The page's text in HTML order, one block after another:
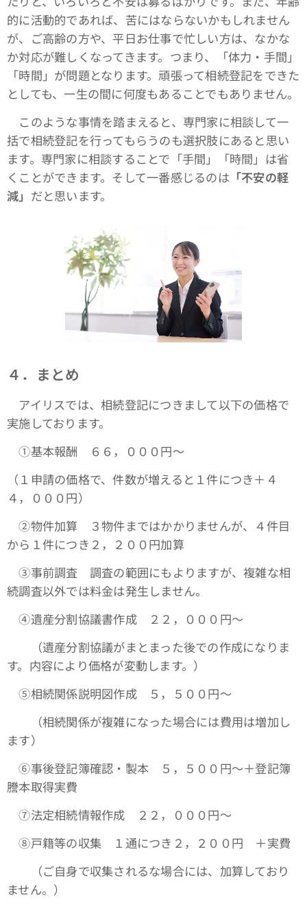
的に活動的であれば、苦にはならないかもしれません
が、ご高齢の方や、平日お仕事で忙しい方は、なかな
か対応が難しくなってきます。つまり、「体力・手間」
「時間」が問題となります。頑張って相続登記をできた
としても、一生の間に何度もあることでもありません。
このような事情を踏まえると、専門家に相談して一
括で相続登記を行ってもらうのも選択肢にあると思い
ます。専門家に相談することで「手間」「時間」は省
くことができます。そして一番感じるのは 「不安の軽
減」 だと思います。
４．まとめ
アイリスでは、相続登記につきまして以下の価格で
実施しております。
①基本報酬 ６６，０００円～
（１申請の価格で、件数が増えると１件につき＋４
４，０００円）
➁物件加算 ３物件まではかかりませんが、４件目
から１件につき２，２００円加算
③事前調査 調査の範囲にもよりますが、複雑な相
続調査以外では料金は発生しません。
④遺産分割協議書作成 ２２，０００円～
（遺産分割協議がまとまった後での作成になりま
す。内容により価格が変動します。）
➄相続関係説明図作成 ５，５００円～
（相続関係が複雑になった場合には費用は増加し
ます）
⑥事後登記簿確認・製本 ５，５００円～＋登記簿
謄本取得実費
⑦法定相続情報作成 ２２，０００円～
⑧戸籍等の収集 １通につき２，２００円 ＋実費
（ご自身で収集されるな場合には、加算しており
ません。）